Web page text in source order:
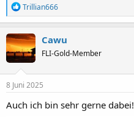
R
e
a
k
t
i
o
n
e
:
Trillian666
Cawu
FLI-Gold-Member
8 Juni 2025
Auch ich bin sehr gerne dabei!